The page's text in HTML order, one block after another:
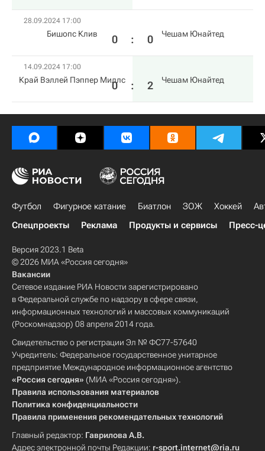
28.09.2024 17:00
Бишопс Клив 0 : 0 Чешам Юнайтед
14.09.2024 17:00
Край Вэллей Пэппер Миллс
0 : 2 Чешам Юнайтед
Футбол Фигурное катание Биатлон ЗОЖ Хоккей
Спецпроекты
Реклама Продукты и сервисы Пресс-
Версия 2023.1 Beta
© 2026 МИА «Россия сегодня»
Вакансии
Сетевое издание РИА Новости зарегистрировано
в Федеральной службе по надзору в сфере связи,
информационных технологий и массовых коммуникаций
(Роскомнадзор) 08 апреля 2014 года.
Свидетельство о регистрации Эл № ФС77-57640
Учредитель: Федеральное государственное унитарное
предприятие Международное информационное агентство
«Россия сегодня» (МИА «Россия сегодня»).
Правила использования материалов
Политика конфиденциальности
Правила применения рекомендательных технологий
Главный редактор: Гаврилова А.В.
Адрес электронной почты Редакции: r-sport.internet@ria.ru